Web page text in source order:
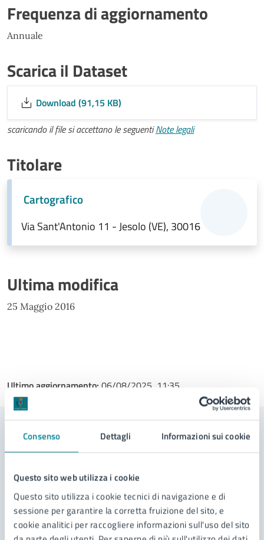
Consenso Dettagli Informazioni sui cookie
Questo sito web utilizza i cookie
Questo sito utilizza i cookie tecnici di navigazione e di
sessione per garantire la corretta fruizione del sito, e
cookie analitici per raccogliere informazioni sull'uso del sito
Frequenza di aggiornamento
Annuale
Scarica il Dataset
Download (91,15 KB)
scaricando il file si accettano le seguentiNote legali
Titolare
Cartografico
Via Sant'Antonio 11 - Jesolo (VE), 30016
Ultima modifica
25 Maggio 2016
Ultimo aggiornamento: 06/08/2025, 11:35
Contenuti correlati
Servizi
Presentazione piano urbanistico attuativo
Richiesta del certificato di destinazione